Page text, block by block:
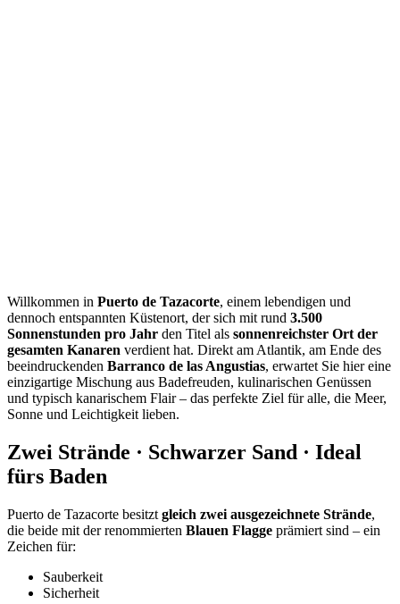
Willkommen in Puerto de Tazacorte, einem lebendigen und
dennoch entspannten Küstenort, der sich mit rund 3.500
Sonnenstunden pro Jahr den Titel als sonnenreichster Ort der
gesamten Kanaren verdient hat. Direkt am Atlantik, am Ende des
beeindruckenden Barranco de las Angustias, erwartet Sie hier eine
einzigartige Mischung aus Badefreuden, kulinarischen Genüssen
und typisch kanarischem Flair – das perfekte Ziel für alle, die Meer,
Sonne und Leichtigkeit lieben.
Zwei Strände · Schwarzer Sand · Ideal
fürs Baden
Puerto de Tazacorte besitzt gleich zwei ausgezeichnete Strände,
die beide mit der renommierten Blauen Flagge prämiert sind – ein
Zeichen für:
Sauberkeit
Sicherheit